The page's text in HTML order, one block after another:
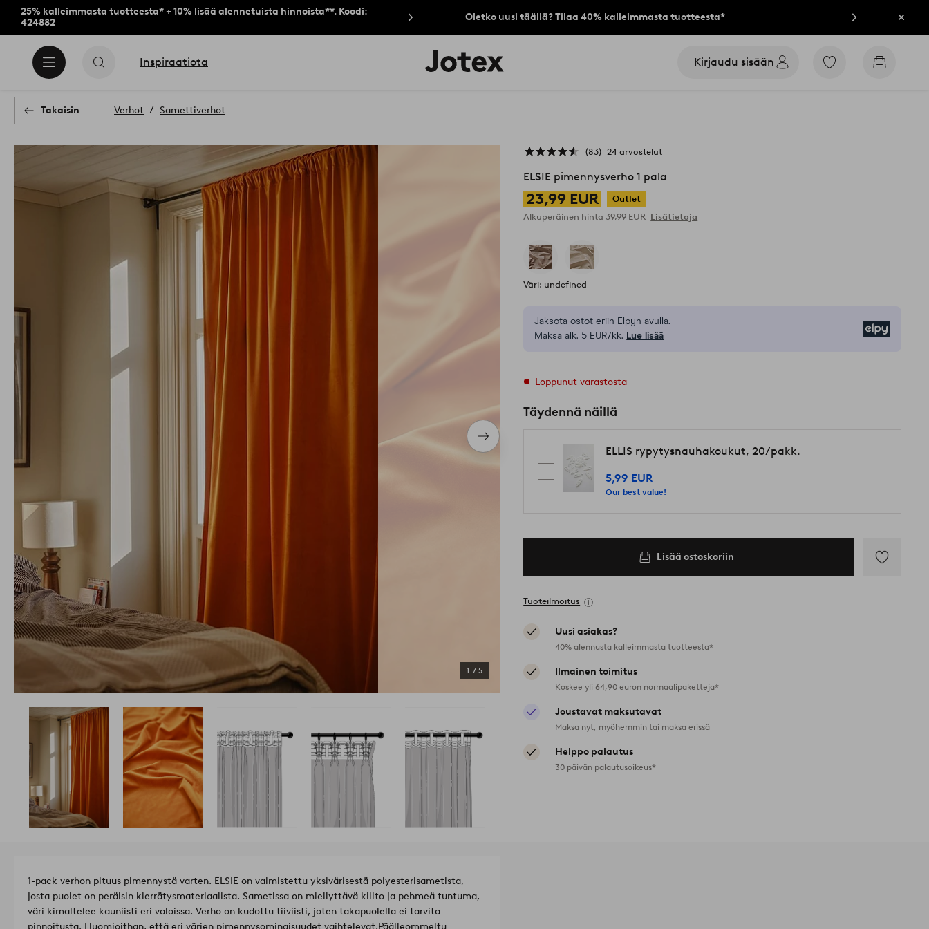
25% kalleimmasta tuotteesta* + 10% lisää alennetuista hinnoista**. Koodi:
424882
Oletko uusi täällä? Tilaa 40% kalleimmasta tuotteesta* Sulje
Inspiraatiota
Jotex-
logo
Kirjaudu sisään
Siirry
Siirry
Takaisin Verhot Samettiverhot
Seuraava
tuote
1 / 5
83 24 arvostelut
ELSIE pimennysverho 1 pala
23,99 EUR
Outlet
Alkuperäinen hinta39,99 EUR Lisätietoja
Väri: undefined
Jaksota ostot eriin Elpyn avulla.
Maksa alk. 5 EUR/kk. Lue lisää
Loppunut varastosta
Täydennä näillä
ELLIS rypytysnauhakoukut, 20/pakk.
5,99 EUR
Our best value!
Lisää ostoskoriin
Tuoteilmoitus
Uusi asiakas?
40% alennusta kalleimmasta tuotteesta*
Ilmainen toimitus
Koskee yli 64,90 euron normaalipaketteja*
Joustavat maksutavat
Maksa nyt, myöhemmin tai maksa erissä
Helppo palautus
30 päivän palautusoikeus*
1-pack verhon pituus pimennystä varten. ELSIE on valmistettu yksivärisestä polyesterisametista,
josta puolet on peräisin kierrätysmateriaalista. Sametissa on miellyttävä kiilto ja pehmeä tuntuma,
väri kimaltelee kauniisti eri valoissa. Verho on kudottu tiiviisti, joten takapuolella ei tarvita
pinnoitusta. Huomioithan, että eri värien pimennysominaisuudet vaihtelevat.Päälleommeltu